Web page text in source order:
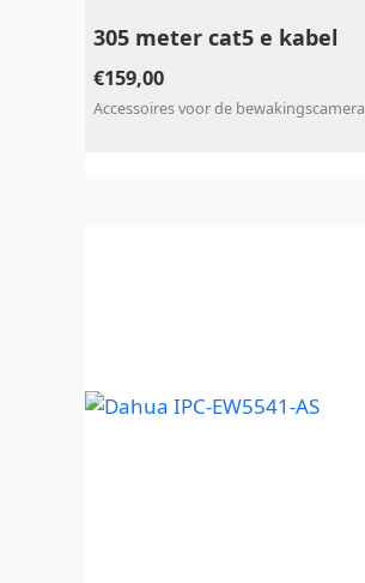
305 meter cat5 e kabel
€159,00
Accessoires voor de bewakingscamera